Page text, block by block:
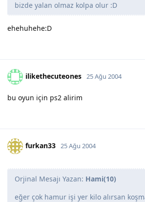
bizde yalan olmaz kolpa olur :D
ehehuhehe:D
ilikethecuteones 25 Ağu 2004
bu oyun için ps2 alirim
furkan33 25 Ağu 2004
Orjinal Mesajı Yazan: Hami(10)
eğer çok hamur işi yer kilo alırsan